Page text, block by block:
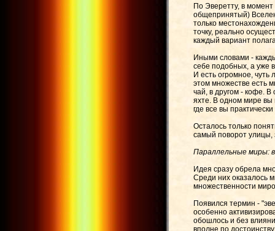
По Эверетту, в
общепринятый)
только
точку, реально
каждый вариант
Иными словами -
себе подобных, а уже
И есть огромное,
этом множестве есть
чай, в другом - кофе. В
яхте. В одном мире вы
где все вы
Осталось только
самый поворот улицы,
Параллельные миры:
Идея сразу обрела
Среди них оказалось
множественности
Появился термин -
особенно
обошлось и без
вполне по